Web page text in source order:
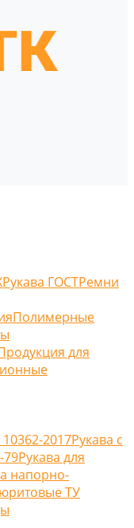
Рукава ГОСТРемни
Полимерные
для
2017Рукава с
79Рукава для
напорно-
ТУ